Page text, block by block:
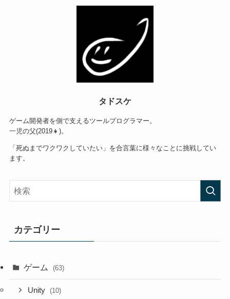
タドスケ
ゲーム開発者を側で支えるツールプログラマー。
一児の父(2019👧)。
「死ぬまでワクワクしていたい」を合言葉に様々なことに挑戦してい
ます。
カテゴリー
ゲーム (63)
Unity (10)